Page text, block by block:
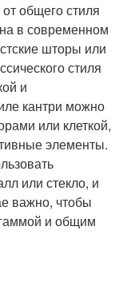
общего стиля
в современном
шторы или
стиля
и
кантри можно
или клеткой,
элементы.
или стекло, и
важно, чтобы
и общим